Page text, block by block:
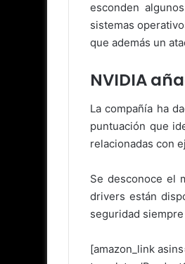
esconden
sistemas
que además un
NVIDIA
La compañía ha
puntuación que
relacionadas con
Se desconoce el
drivers están
seguridad
[amazon_link